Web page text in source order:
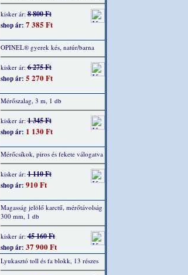
kisker ár:8 800 Ft
shop ár: 7 385 Ft
OPINEL® gyerek kés, natúr/barna
kisker ár:6 275 Ft
shop ár: 5 270 Ft
Mérőszalag, 3 m, 1 db
kisker ár:1 345 Ft
shop ár: 1 130 Ft
Mérőcsíkok, piros és fekete válogatva
kisker ár:1 110 Ft
shop ár: 910 Ft
Magasság jelölő karctű, mérőtávolság
300 mm, 1 db
kisker ár:45 160 Ft
shop ár: 37 900 Ft
Lyukasztó toll és fa blokk, 13 részes